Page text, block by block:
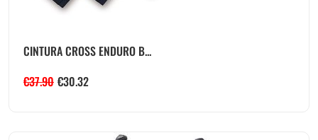
CINTURA CROSS ENDURO B...
€37.90 €30.32